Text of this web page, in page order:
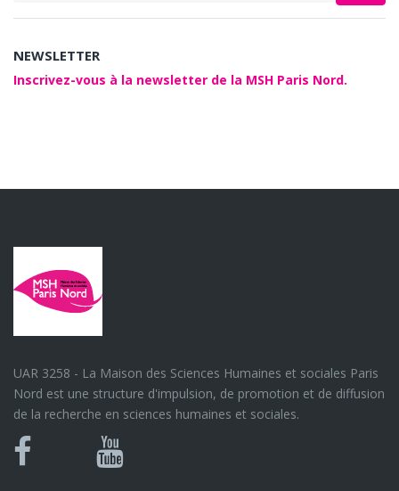
NEWSLETTER
Inscrivez-vous à la newsletter de la MSH Paris Nord.
UAR 3258 - La Maison des Sciences Humaines et sociales Paris
Nord est une structure d'impulsion, de promotion et de diffusion
de la recherche en sciences humaines et sociales.
Bluesky
Canal